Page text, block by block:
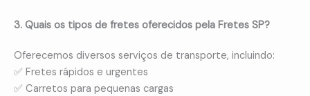
3. Quais os tipos de fretes oferecidos pela Fretes SP?
Oferecemos diversos serviços de transporte, incluindo:
✅ Fretes rápidos e urgentes
✅ Carretos para pequenas cargas